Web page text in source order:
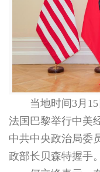
当地时间3月
法国巴黎举行中美
中共中央政治局委
政部长贝森特握手